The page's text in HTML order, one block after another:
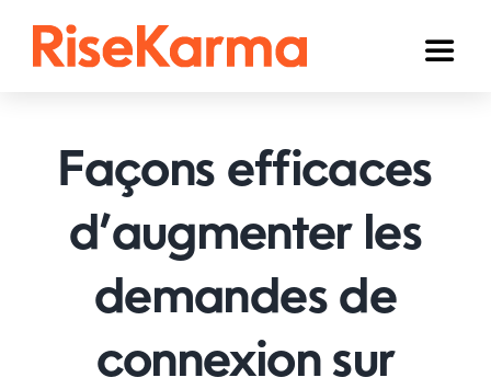
Toggle
TikTok
YouTube
Twitter (𝕏)
Autres
Façons efficaces
d’augmenter les
demandes de
connexion sur